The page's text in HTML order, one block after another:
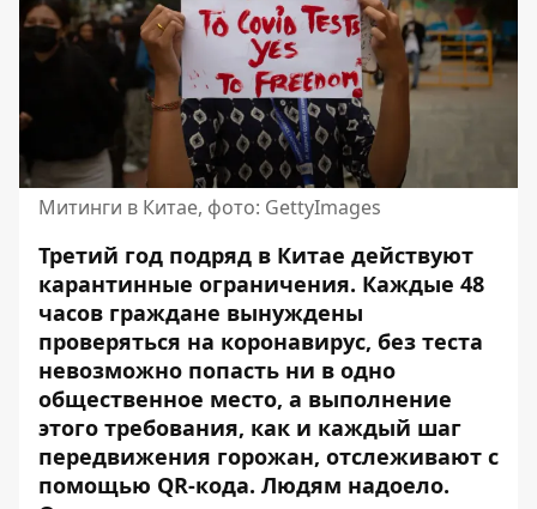
Митинги в Китае, фото: GettyImages
Третий год подряд в Китае действуют
карантинные ограничения. Каждые 48
часов граждане вынуждены
проверяться на коронавирус, без теста
невозможно попасть ни в одно
общественное место, а выполнение
этого требования, как и каждый шаг
передвижения горожан, отслеживают с
помощью QR-кода. Людям надоело.